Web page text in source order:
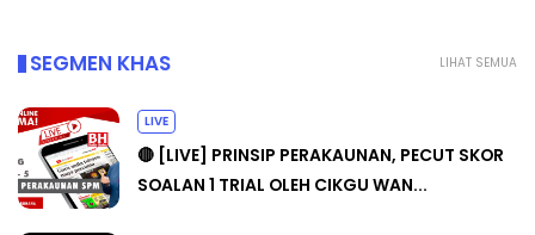
LIHAT SEMUA
SEGMEN KHAS
LIVE
🔴 [LIVE] PRINSIP PERAKAUNAN, PECUT SKOR
SOALAN 1 TRIAL OLEH CIKGU WAN...